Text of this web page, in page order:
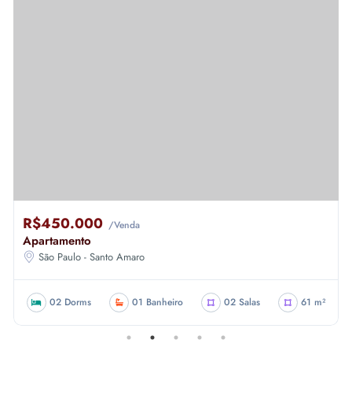
R$450.000 /Venda
Apartamento
São Paulo - Santo Amaro
02 Dorms 01 Banheiro 02 Salas 61 m²